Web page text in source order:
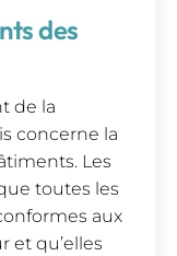
des
de la
concerne la
Les
toutes les
aux
et qu’elles